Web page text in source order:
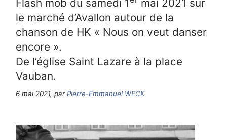
Flash mob du samedi 1
mai 2021 sur
le marché d’Avallon autour de la
chanson de HK « Nous on veut danser
encore ».
De l’église Saint Lazare à la place
Vauban.
6 mai 2021, parPierre-Emmanuel WECK